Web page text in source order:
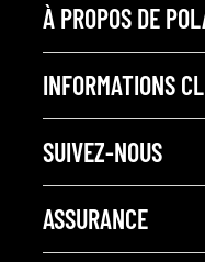
À PROPOS DE
INFORMATIONS
SUIVEZ-NOUS
ASSURANCE